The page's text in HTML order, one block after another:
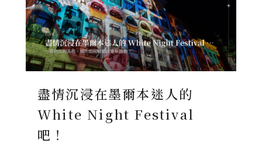
盡情沉浸在墨爾本迷人的
White Night Festival
吧！